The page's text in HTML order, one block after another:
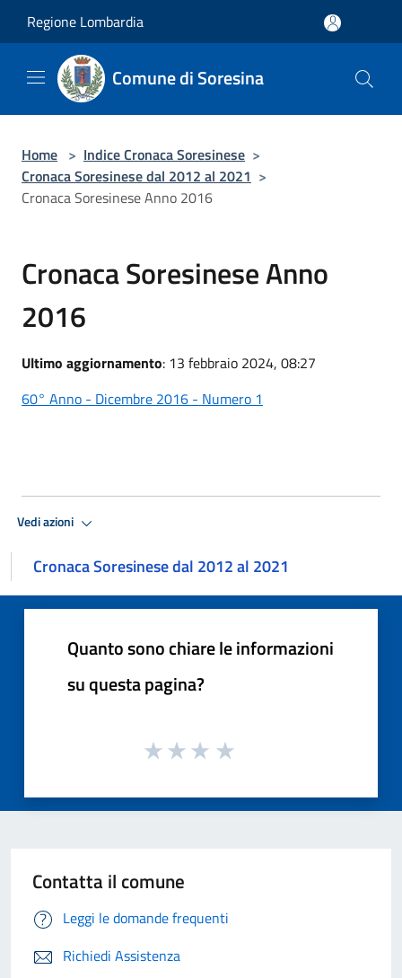
Regione Lombardia
Comune di Soresina
Home > Indice Cronaca Soresinese >
Cronaca Soresinese dal 2012 al 2021 >
Cronaca Soresinese Anno 2016
Cronaca Soresinese Anno
2016
Ultimo aggiornamento: 13 febbraio 2024, 08:27
60° Anno - Dicembre 2016 - Numero 1
Vedi azioni
Cronaca Soresinese dal 2012 al 2021
Quanto sono chiare le informazioni
su questa pagina?
Contatta il comune
Leggi le domande frequenti
Richiedi Assistenza